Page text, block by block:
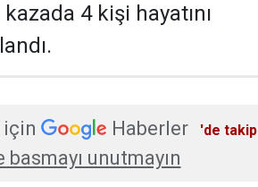
4 kişi hayatını
için Haberler
'de takip
unutmayın